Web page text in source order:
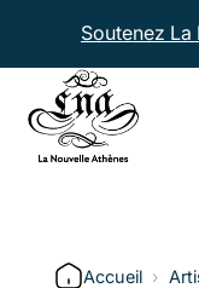
Soutenez
Accueil ›